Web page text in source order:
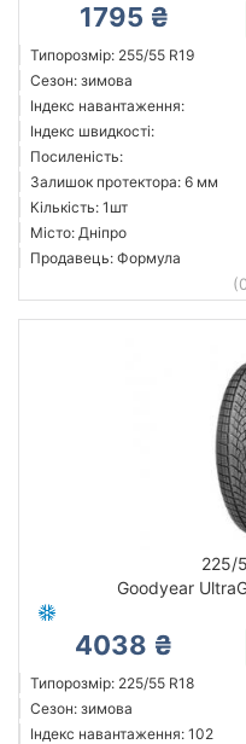
1795 ₴
Типорозмір: 255/55 R19
Сезон: зимова
Індекс навантаження:
Індекс швидкості:
Посиленість:
Залишок протектора: 6 мм
Кількість: 1шт
Місто: Дніпро
Продавець: Формула
225/
Goodyear
4038 ₴
Типорозмір: 225/55 R18
Сезон: зимова
Індекс навантаження: 102